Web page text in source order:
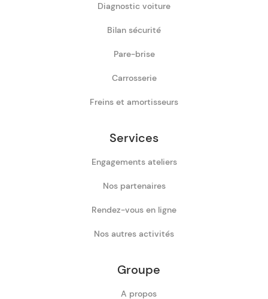
Diagnostic voiture
Bilan sécurité
Pare-brise
Carrosserie
Freins et amortisseurs
Services
Engagements ateliers
Nos partenaires
Rendez-vous en ligne
Nos autres activités
Groupe
A propos